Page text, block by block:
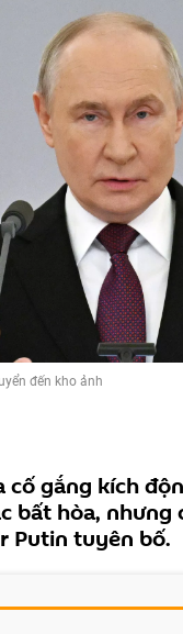
đến kho ảnh
cố gắng kích
bất hòa, nhưng
Putin tuyên bố.